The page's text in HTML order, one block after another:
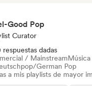
Good Pop
Curator
dadas
/ Mainstream
German Pop
a mis playlists de mayor